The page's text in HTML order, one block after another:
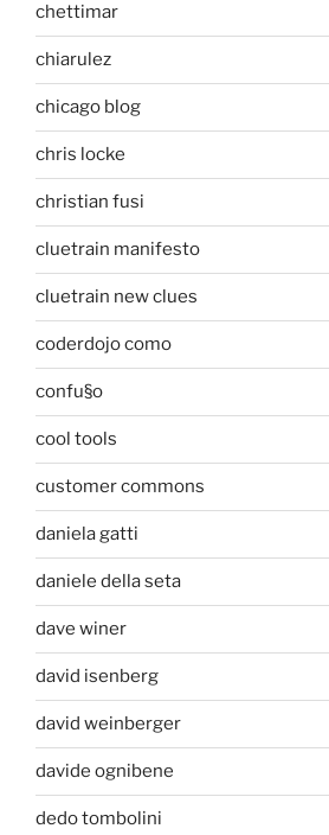
chettimar
chiarulez
chicago blog
chris locke
christian fusi
cluetrain manifesto
cluetrain new clues
coderdojo como
confu§o
cool tools
customer commons
daniela gatti
daniele della seta
dave winer
david isenberg
david weinberger
davide ognibene
dedo tombolini